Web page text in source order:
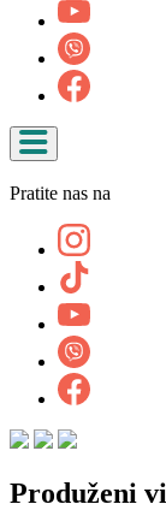
Pratite nas na
Produženi